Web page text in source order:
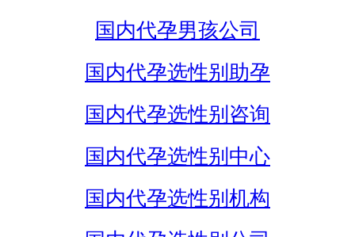
国内代孕男孩公司
国内代孕选性别助孕
国内代孕选性别咨询
国内代孕选性别中心
国内代孕选性别机构